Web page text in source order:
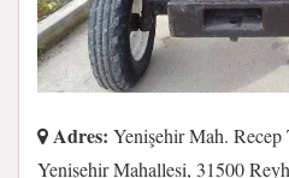
Adres: Yenişehir Mah.
Yenişehir Mahallesi, 31500